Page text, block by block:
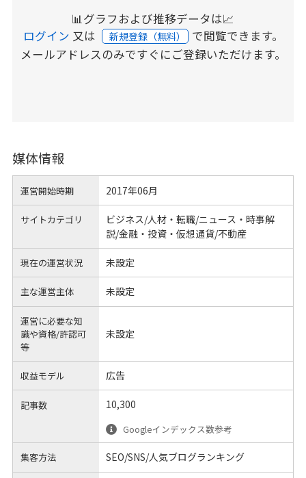
📊グラフおよび推移データは📈
ログイン 又は 新規登録（無料） で閲覧できます。
メールアドレスのみですぐにご登録いただけます。
媒体情報
運営開始時期 2017年06月
サイトカテゴリ
ビジネス/人材・転職/ニュース・時事解
説/金融・投資・仮想通貨/不動産
現在の運営状況 未設定
主な運営主体 未設定
運営に必要な知
識や資格/許認可
等
未設定
収益モデル 広告
記事数 10,300
Googleインデックス数参考
集客方法 SEO/SNS/人気ブログランキング